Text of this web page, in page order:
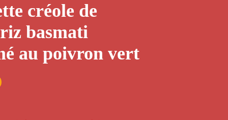
créole de
basmati
au poivron vert